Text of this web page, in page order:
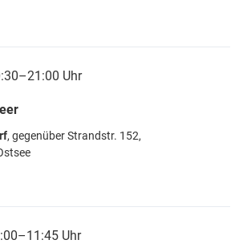
Uhr
, gegenüber Strandstr. 152,
Uhr